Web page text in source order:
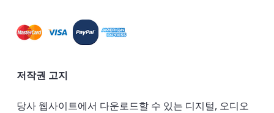
저작권 고지
당사 웹사이트에서 다운로드할 수 있는 디지털, 오디오